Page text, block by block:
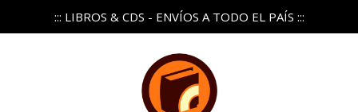
::: LIBROS & CDS - ENVÍOS A TODO EL PAÍS :::